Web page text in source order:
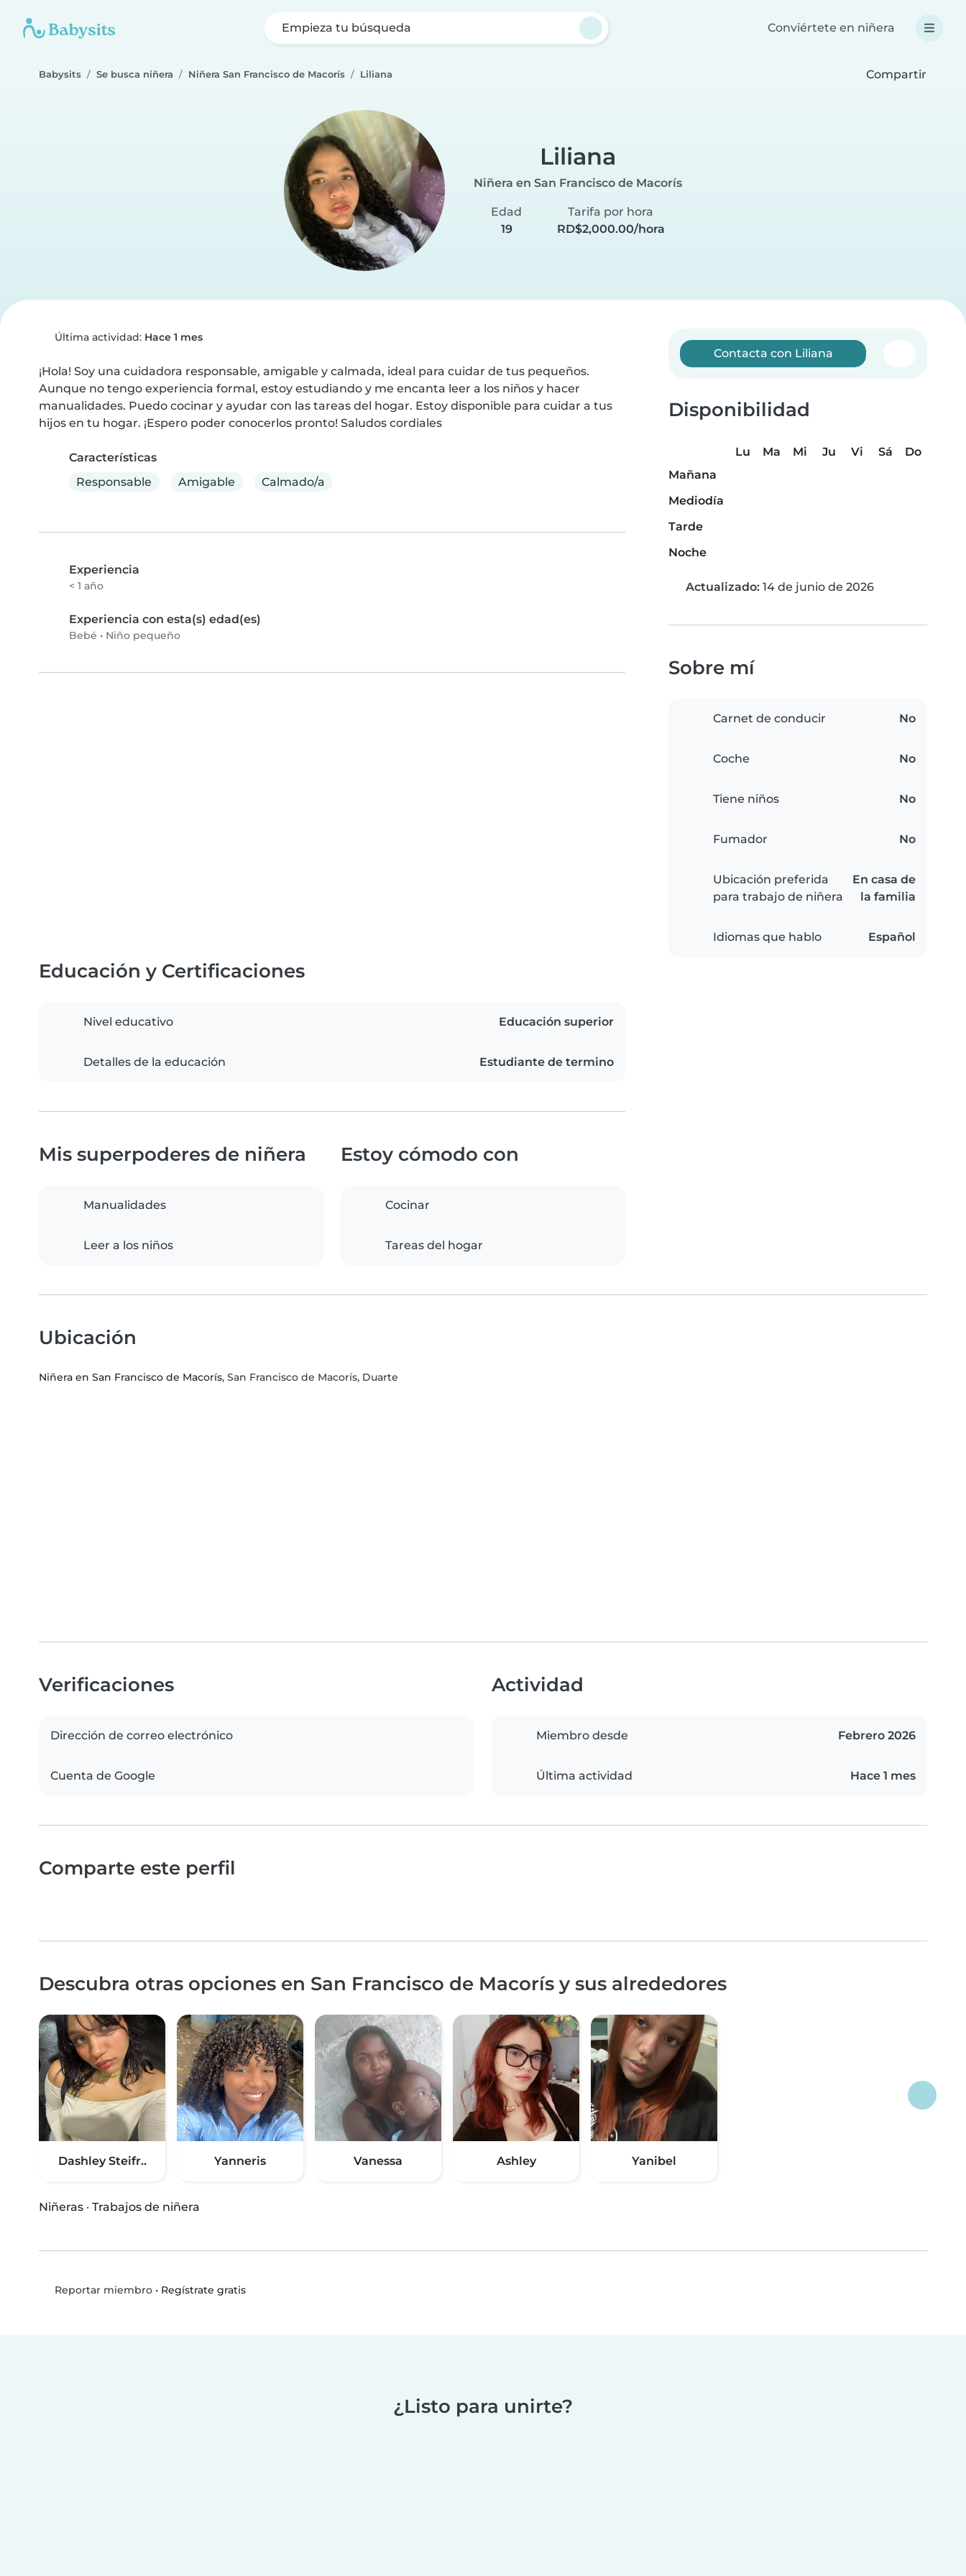
Empieza tu búsqueda Conviértete en niñera
Babysits Se busca niñera Niñera San Francisco de Macorís Liliana Compartir
Liliana
Niñera en San Francisco de Macorís
Edad
19
Tarifa por hora
RD$2,000.00/hora
Última actividad: Hace 1 mes
¡Hola! Soy una cuidadora responsable, amigable y calmada, ideal para cuidar de tus pequeños.
Aunque no tengo experiencia formal, estoy estudiando y me encanta leer a los niños y hacer
manualidades. Puedo cocinar y ayudar con las tareas del hogar. Estoy disponible para cuidar a tus
hijos en tu hogar. ¡Espero poder conocerlos pronto! Saludos cordiales
Características
Responsable
Amigable Calmado/a
Experiencia
< 1 año
Experiencia con esta(s) edad(es)
Bebé • Niño pequeño
Contacta con Liliana
Disponibilidad
Lu Ma Mi Ju Vi Sá
Do
Mañana
Mediodía
Tarde
Noche
Actualizado: 14 de junio de 2026
Sobre mí
Carnet de conducir No
Coche No
Tiene niños No
Fumador No
Ubicación preferida
para trabajo de niñera
En casa de
la familia
Idiomas que hablo Español
Educación y Certificaciones
Nivel educativo Educación superior
Detalles de la educación Estudiante de termino
Mis superpoderes de niñera
Manualidades
Leer a los niños
Estoy cómodo con
Cocinar
Tareas del hogar
Ubicación
Niñera en San Francisco de Macorís, San Francisco de Macorís, Duarte
Verificaciones
Dirección de correo electrónico
Cuenta de Google
Actividad
Miembro desde Febrero 2026
Última actividad Hace 1 mes
Comparte este perfil
Descubra otras opciones en San Francisco de Macorís y sus alrededores
Dashley Steifr.. Yanneris Vanessa Ashley Yanibel
Niñeras · Trabajos de niñera
Reportar miembro• Regístrate gratis
¿Listo para unirte?